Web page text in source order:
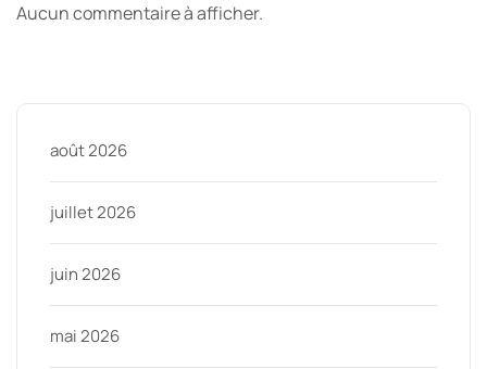
Aucun commentaire à afficher.
août 2026
juillet 2026
juin 2026
mai 2026